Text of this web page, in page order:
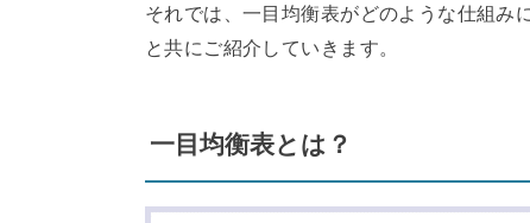
それでは、一目均衡表がどのような仕組み
と共にご紹介していきます。
一目均衡表とは？